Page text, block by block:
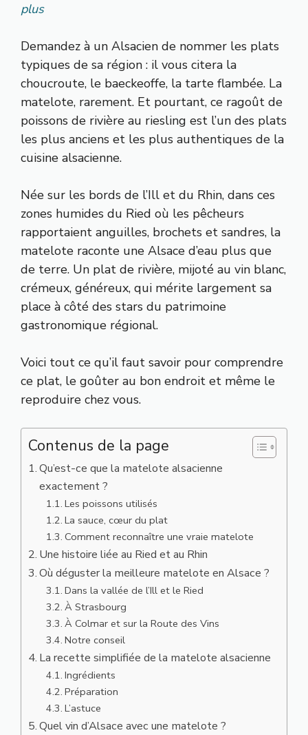
plus
Demandez à un Alsacien de nommer les plats
typiques de sa région : il vous citera la
choucroute, le baeckeoffe, la tarte flambée. La
matelote, rarement. Et pourtant, ce ragoût de
poissons de rivière au riesling est l’un des plats
les plus anciens et les plus authentiques de la
cuisine alsacienne.
Née sur les bords de l’Ill et du Rhin, dans ces
zones humides du Ried où les pêcheurs
rapportaient anguilles, brochets et sandres, la
matelote raconte une Alsace d’eau plus que
de terre. Un plat de rivière, mijoté au vin blanc,
crémeux, généreux, qui mérite largement sa
place à côté des stars du patrimoine
gastronomique régional.
Voici tout ce qu’il faut savoir pour comprendre
ce plat, le goûter au bon endroit et même le
reproduire chez vous.
Contenus de la page
Qu’est-ce que la matelote alsacienne
exactement ?
Les poissons utilisés
La sauce, cœur du plat
Comment reconnaître une vraie matelote
Une histoire liée au Ried et au Rhin
Où déguster la meilleure matelote en Alsace ?
Dans la vallée de l’Ill et le Ried
À Strasbourg
À Colmar et sur la Route des Vins
Notre conseil
La recette simplifiée de la matelote alsacienne
Ingrédients
Préparation
L’astuce
Quel vin d’Alsace avec une matelote ?